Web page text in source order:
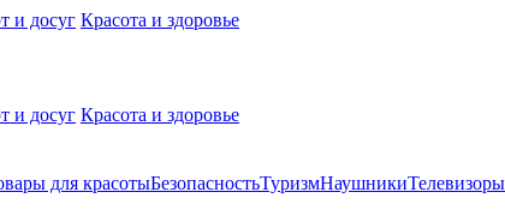
и досуг Красота и здоровье
и досуг Красота и здоровье
для красотыБезопасностьТуризмНаушникиТелевизоры